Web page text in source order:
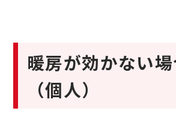
暖房が効かない
（個人）